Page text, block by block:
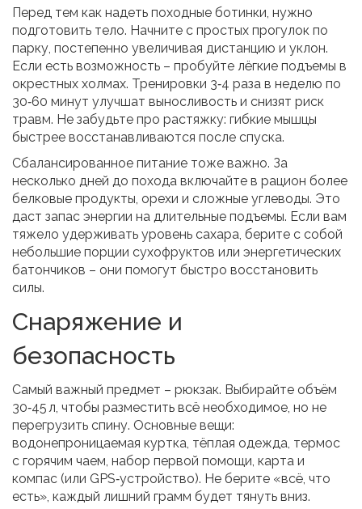
Перед тем как надеть походные ботинки, нужно
подготовить тело. Начните с простых прогулок по
парку, постепенно увеличивая дистанцию и уклон.
Если есть возможность – пробуйте лёгкие подъемы в
окрестных холмах. Тренировки 3‑4 раза в неделю по
30‑60 минут улучшат выносливость и снизят риск
травм. Не забудьте про растяжку: гибкие мышцы
быстрее восстанавливаются после спуска.
Сбалансированное питание тоже важно. За
несколько дней до похода включайте в рацион более
белковые продукты, орехи и сложные углеводы. Это
даст запас энергии на длительные подъемы. Если вам
тяжело удерживать уровень сахара, берите с собой
небольшие порции сухофруктов или энергетических
батончиков – они помогут быстро восстановить
силы.
Снаряжение и
безопасность
Самый важный предмет – рюкзак. Выбирайте объём
30‑45 л, чтобы разместить всё необходимое, но не
перегрузить спину. Основные вещи:
водонепроницаемая куртка, тёплая одежда, термос
с горячим чаем, набор первой помощи, карта и
компас (или GPS‑устройство). Не берите «всё, что
есть», каждый лишний грамм будет тянуть вниз.